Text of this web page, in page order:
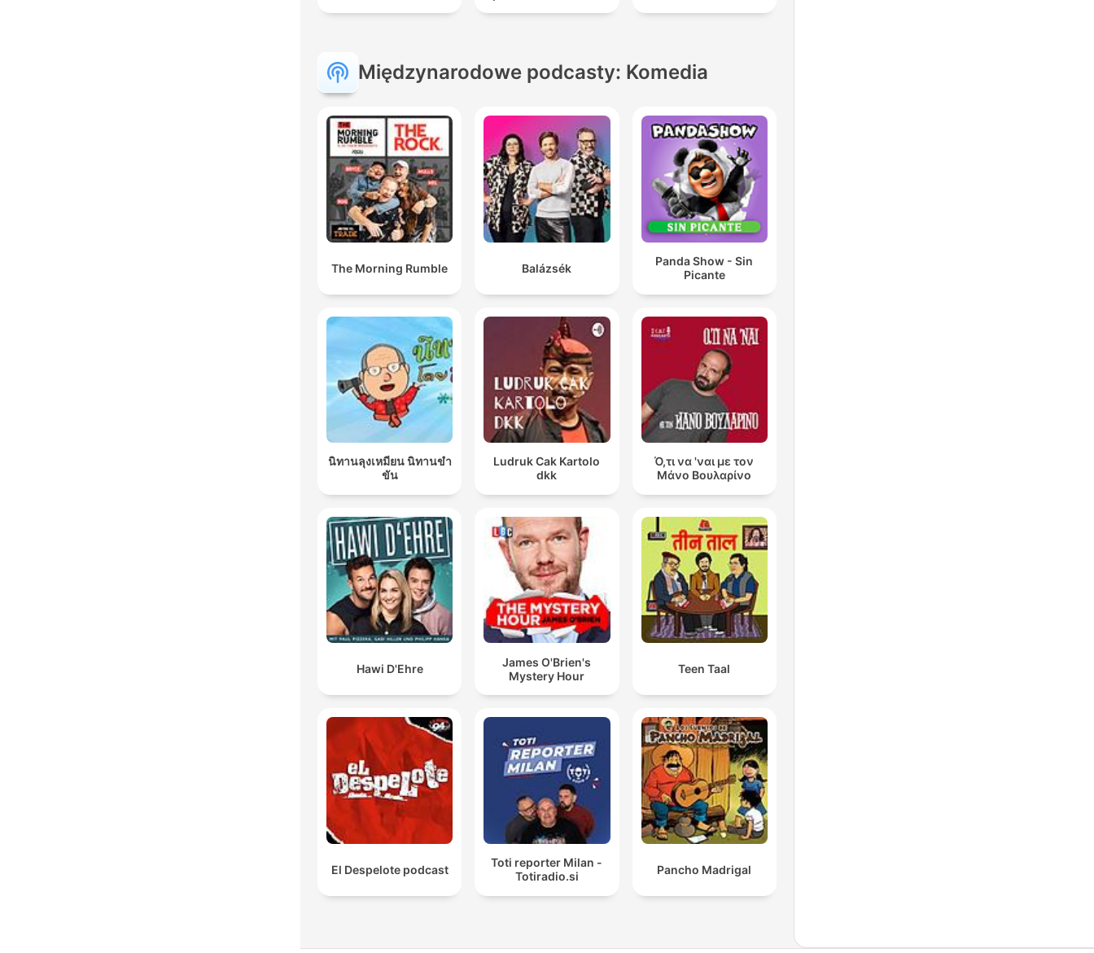
Międzynarodowe podcasty: Komedia
The Morning Rumble Balázsék
Panda Show - Sin
Picante
นิทานลุงเหมียน นิทานขำ
ขัน
Ludruk Cak Kartolo
dkk
Ό,τι να 'ναι με τον
Μάνο Βουλαρίνο
Hawi D'Ehre
James O'Brien's
Mystery Hour
Teen Taal
El Despelote podcast
Toti reporter Milan -
Totiradio.si
Pancho Madrigal